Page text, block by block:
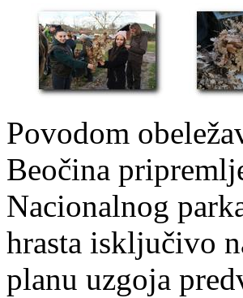
Povodom
Beočina
Nacionalnog
hrasta isključivo
planu uzgoja